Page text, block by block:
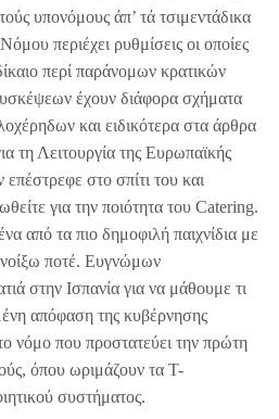
υπονόμους άπ’ τά τσιμεντάδικα
περιέχει ρυθμίσεις οι οποίες
περί παράνομων κρατικών
έχουν διάφορα σχήματα
και ειδικότερα στα άρθρα
τη Λειτουργία της Ευρωπαϊκής
στο σπίτι του και
για την ποιότητα του Catering.
από τα πιο δημοφιλή παιχνίδια με
ποτέ. Ευγνώμων
στην Ισπανία για να μάθουμε τι
απόφαση της κυβέρνησης
νόμο που προστατεύει την πρώτη
όπου ωριμάζουν τα Τ-
συστήματος.